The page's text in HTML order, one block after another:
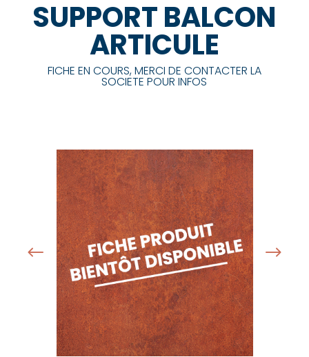
SUPPORT BALCON
ARTICULE
FICHE EN COURS, MERCI DE CONTACTER LA
SOCIETE POUR INFOS